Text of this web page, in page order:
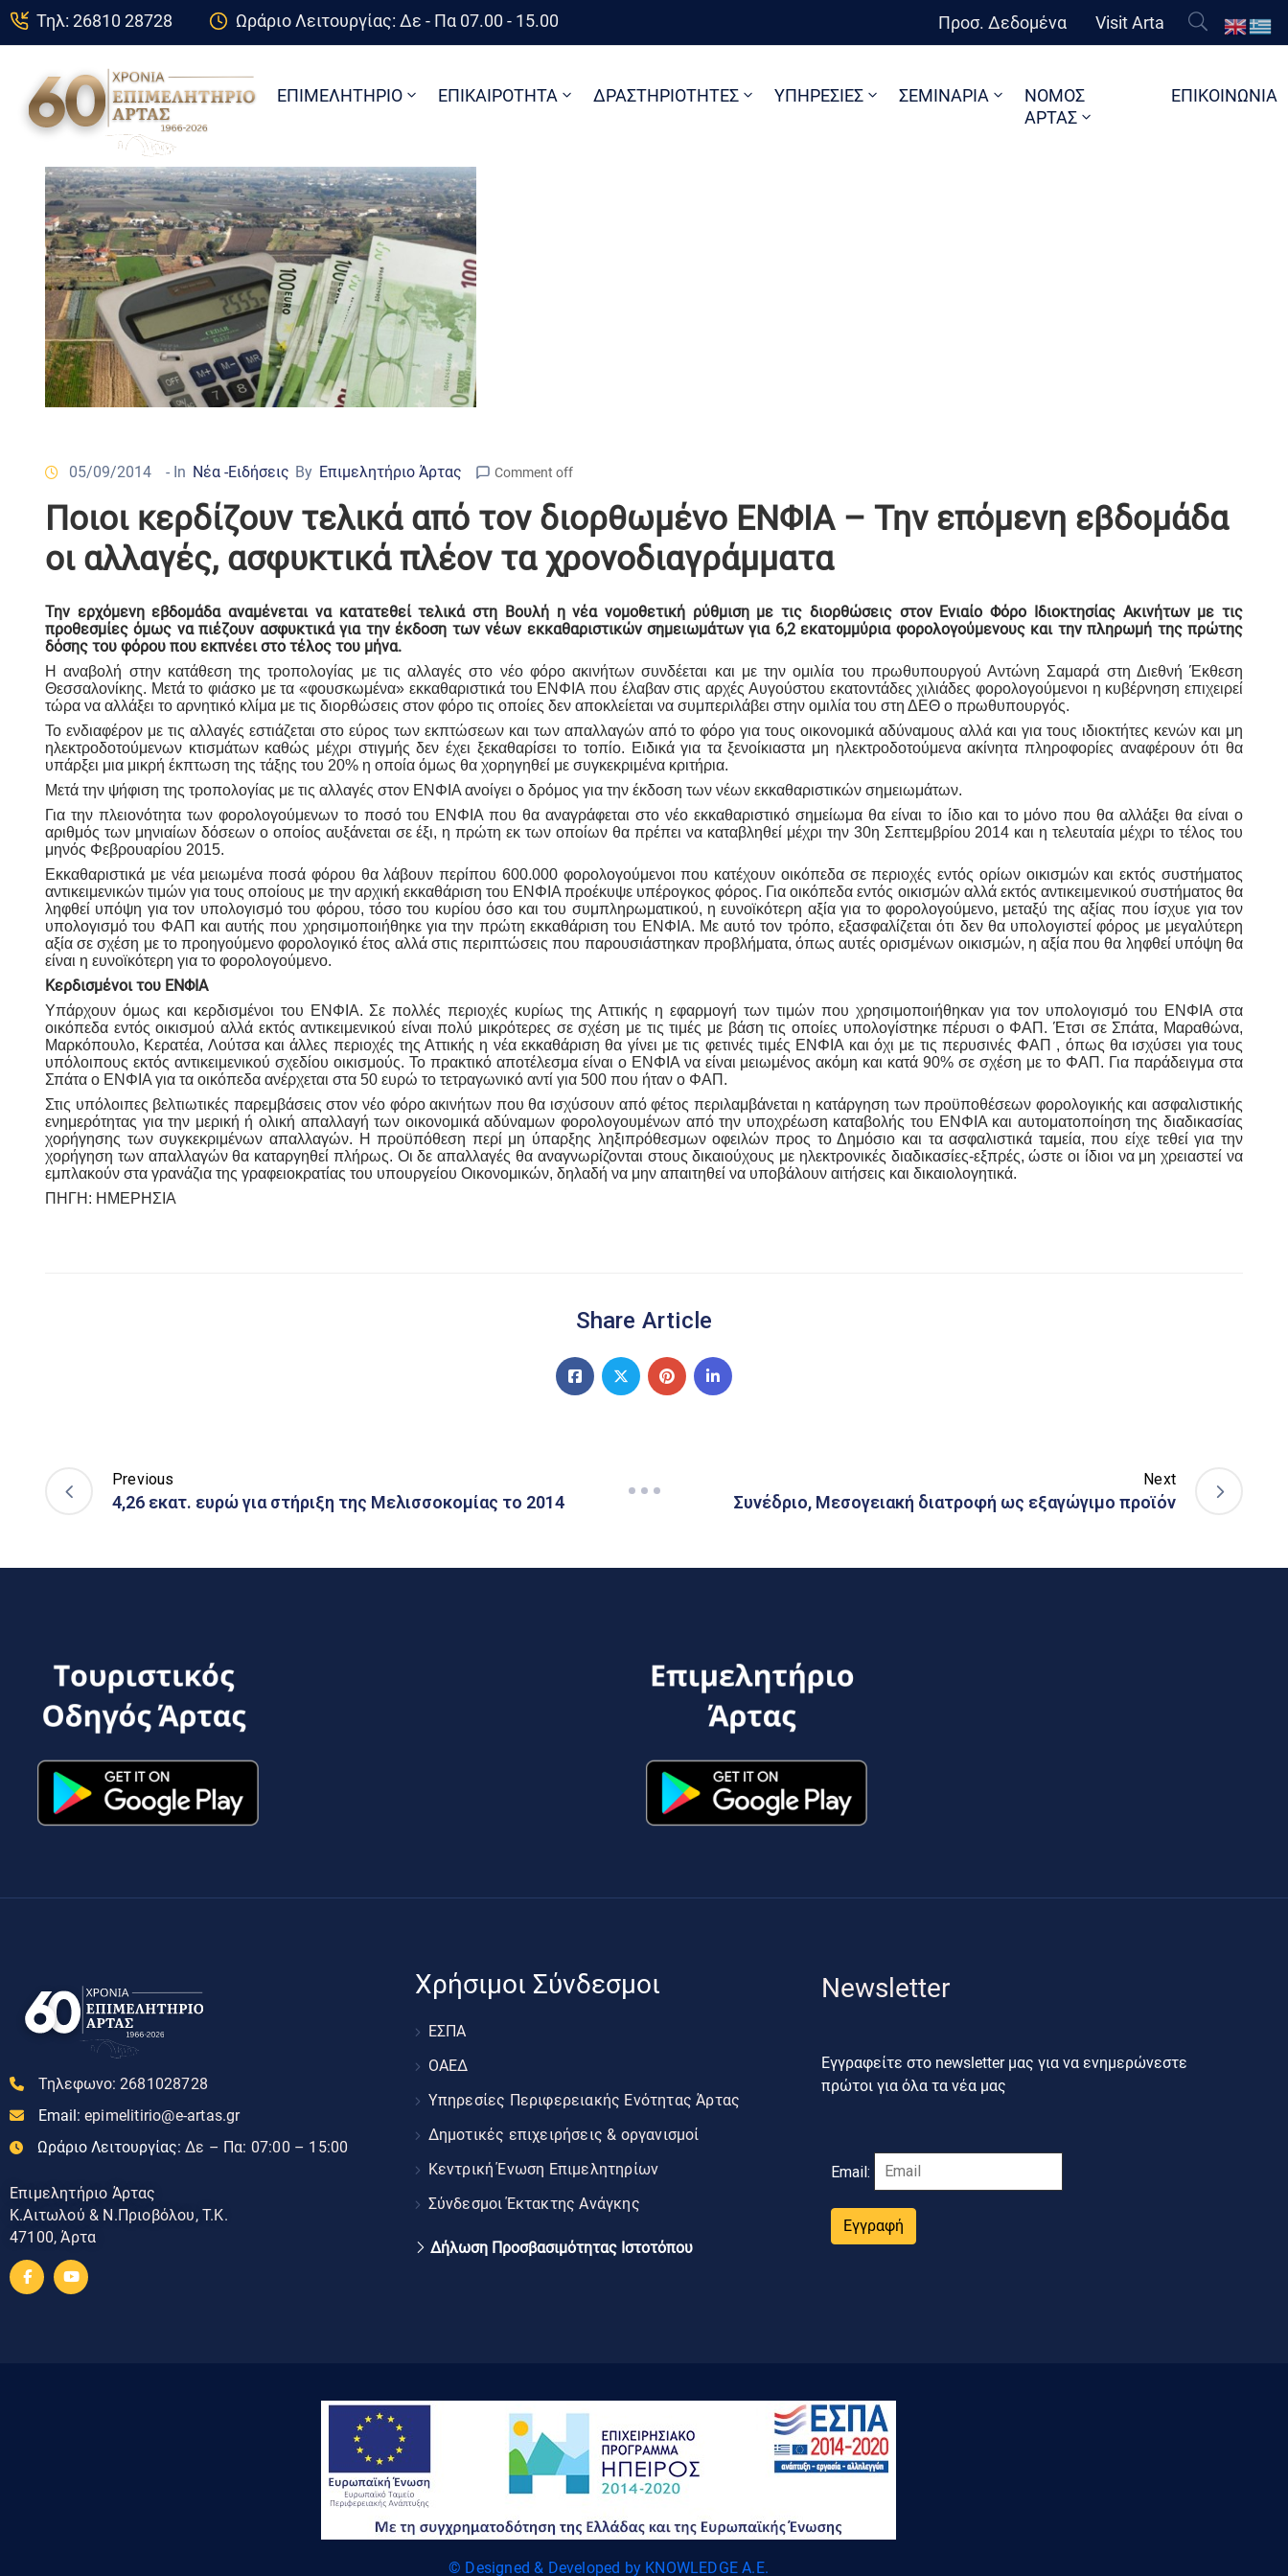
Τηλ: 26810 28728 Ωράριο Λειτουργίας: Δε - Πα 07.00 - 15.00 Προσ. Δεδομένα Visit Arta
ΕΠΙΜΕΛΗΤΗΡΙΟ ΕΠΙΚΑΙΡΟΤΗΤΑ ΔΡΑΣΤΗΡΙΟΤΗΤΕΣ ΥΠΗΡΕΣΙΕΣ ΣΕΜΙΝΑΡΙΑ
ΝΟΜΟΣ
ΑΡΤΑΣ
ΕΠΙΚΟΙΝΩΝΙΑ
05/09/2014 - In Νέα -Ειδήσεις By Επιμελητήριο Άρτας Comment off
Ποιοι κερδίζουν τελικά από τον διορθωμένο ΕΝΦΙΑ – Την επόμενη εβδομάδα
οι αλλαγές, ασφυκτικά πλέον τα χρονοδιαγράμματα
Την ερχόμενη εβδομάδα αναμένεται να κατατεθεί τελικά στη Βουλή η νέα νομοθετική ρύθμιση με τις διορθώσεις στον Ενιαίο Φόρο Ιδιοκτησίας Ακινήτων με τις
προθεσμίες όμως να πιέζουν ασφυκτικά για την έκδοση των νέων εκκαθαριστικών σημειωμάτων για 6,2 εκατομμύρια φορολογούμενους και την πληρωμή της πρώτης
δόσης του φόρου που εκπνέει στο τέλος του μήνα.
Η αναβολή στην κατάθεση της τροπολογίας με τις αλλαγές στο νέο φόρο ακινήτων συνδέεται και με την ομιλία του πρωθυπουργού Αντώνη Σαμαρά στη Διεθνή Έκθεση
Θεσσαλονίκης. Μετά το φιάσκο με τα «φουσκωμένα» εκκαθαριστικά του ΕΝΦΙΑ που έλαβαν στις αρχές Αυγούστου εκατοντάδες χιλιάδες φορολογούμενοι η κυβέρνηση επιχειρεί
τώρα να αλλάξει το αρνητικό κλίμα με τις διορθώσεις στον φόρο τις οποίες δεν αποκλείεται να συμπεριλάβει στην ομιλία του στη ΔΕΘ ο πρωθυπουργός.
Το ενδιαφέρον με τις αλλαγές εστιάζεται στο εύρος των εκπτώσεων και των απαλλαγών από το φόρο για τους οικονομικά αδύναμους αλλά και για τους ιδιοκτήτες κενών και μη
ηλεκτροδοτούμενων κτισμάτων καθώς μέχρι στιγμής δεν έχει ξεκαθαρίσει το τοπίο. Ειδικά για τα ξενοίκιαστα μη ηλεκτροδοτούμενα ακίνητα πληροφορίες αναφέρουν ότι θα
υπάρξει μια μικρή έκπτωση της τάξης του 20% η οποία όμως θα χορηγηθεί με συγκεκριμένα κριτήρια.
Μετά την ψήφιση της τροπολογίας με τις αλλαγές στον ΕΝΦΙΑ ανοίγει ο δρόμος για την έκδοση των νέων εκκαθαριστικών σημειωμάτων.
Για την πλειονότητα των φορολογούμενων το ποσό του ΕΝΦΙΑ που θα αναγράφεται στο νέο εκκαθαριστικό σημείωμα θα είναι το ίδιο και το μόνο που θα αλλάξει θα είναι ο
αριθμός των μηνιαίων δόσεων ο οποίος αυξάνεται σε έξι, η πρώτη εκ των οποίων θα πρέπει να καταβληθεί μέχρι την 30η Σεπτεμβρίου 2014 και η τελευταία μέχρι το τέλος του
μηνός Φεβρουαρίου 2015.
Εκκαθαριστικά με νέα μειωμένα ποσά φόρου θα λάβουν περίπου 600.000 φορολογούμενοι που κατέχουν οικόπεδα σε περιοχές εντός ορίων οικισμών και εκτός συστήματος
αντικειμενικών τιμών για τους οποίους με την αρχική εκκαθάριση του ΕΝΦΙΑ προέκυψε υπέρογκος φόρος. Για οικόπεδα εντός οικισμών αλλά εκτός αντικειμενικού συστήματος θα
ληφθεί υπόψη για τον υπολογισμό του φόρου, τόσο του κυρίου όσο και του συμπληρωματικού, η ευνοϊκότερη αξία για το φορολογούμενο, μεταξύ της αξίας που ίσχυε για τον
υπολογισμό του ΦΑΠ και αυτής που χρησιμοποιήθηκε για την πρώτη εκκαθάριση του ΕΝΦΙΑ. Με αυτό τον τρόπο, εξασφαλίζεται ότι δεν θα υπολογιστεί φόρος με μεγαλύτερη
αξία σε σχέση με το προηγούμενο φορολογικό έτος αλλά στις περιπτώσεις που παρουσιάστηκαν προβλήματα, όπως αυτές ορισμένων οικισμών, η αξία που θα ληφθεί υπόψη θα
είναι η ευνοϊκότερη για το φορολογούμενο.
Κερδισμένοι του ΕΝΦΙΑ
Υπάρχουν όμως και κερδισμένοι του ΕΝΦΙΑ. Σε πολλές περιοχές κυρίως της Αττικής η εφαρμογή των τιμών που χρησιμοποιήθηκαν για τον υπολογισμό του ΕΝΦΙΑ στα
οικόπεδα εντός οικισμού αλλά εκτός αντικειμενικού είναι πολύ μικρότερες σε σχέση με τις τιμές με βάση τις οποίες υπολογίστηκε πέρυσι ο ΦΑΠ. Έτσι σε Σπάτα, Μαραθώνα,
Μαρκόπουλο, Κερατέα, Λούτσα και άλλες περιοχές της Αττικής η νέα εκκαθάριση θα γίνει με τις φετινές τιμές ΕΝΦΙΑ και όχι με τις περυσινές ΦΑΠ , όπως θα ισχύσει για τους
υπόλοιπους εκτός αντικειμενικού σχεδίου οικισμούς. Το πρακτικό αποτέλεσμα είναι ο ΕΝΦΙΑ να είναι μειωμένος ακόμη και κατά 90% σε σχέση με το ΦΑΠ. Για παράδειγμα στα
Σπάτα ο ΕΝΦΙΑ για τα οικόπεδα ανέρχεται στα 50 ευρώ το τετραγωνικό αντί για 500 που ήταν ο ΦΑΠ.
Στις υπόλοιπες βελτιωτικές παρεμβάσεις στον νέο φόρο ακινήτων που θα ισχύσουν από φέτος περιλαμβάνεται η κατάργηση των προϋποθέσεων φορολογικής και ασφαλιστικής
ενημερότητας για την μερική ή ολική απαλλαγή των οικονομικά αδύναμων φορολογουμένων από την υποχρέωση καταβολής του ΕΝΦΙΑ και αυτοματοποίηση της διαδικασίας
χορήγησης των συγκεκριμένων απαλλαγών. Η προϋπόθεση περί μη ύπαρξης ληξιπρόθεσμων οφειλών προς το Δημόσιο και τα ασφαλιστικά ταμεία, που είχε τεθεί για την
χορήγηση των απαλλαγών θα καταργηθεί πλήρως. Οι δε απαλλαγές θα αναγνωρίζονται στους δικαιούχους με ηλεκτρονικές διαδικασίες-εξπρές, ώστε οι ίδιοι να μη χρειαστεί να
εμπλακούν στα γρανάζια της γραφειοκρατίας του υπουργείου Οικονομικών, δηλαδή να μην απαιτηθεί να υποβάλουν αιτήσεις και δικαιολογητικά.
ΠΗΓΗ: ΗΜΕΡΗΣΙΑ
Share Article
Previous
4,26 εκατ. ευρώ για στήριξη της Μελισσοκομίας το 2014
Next
Συνέδριο, Μεσογειακή διατροφή ως εξαγώγιμο προϊόν
Τηλεφωνο: 2681028728
Email: epimelitirio@e-artas.gr
Ωράριο Λειτουργίας: Δε – Πα: 07:00 – 15:00
Επιμελητήριο Άρτας
Κ.Αιτωλού & Ν.Πριοβόλου, Τ.Κ.
47100, Άρτα
Χρήσιμοι Σύνδεσμοι
ΕΣΠΑ
ΟΑΕΔ
Υπηρεσίες Περιφερειακής Ενότητας Άρτας
Δημοτικές επιχειρήσεις & οργανισμοί
Κεντρική Ένωση Επιμελητηρίων
Σύνδεσμοι Έκτακτης Ανάγκης
Δήλωση Προσβασιμότητας Ιστοτόπου
Newsletter
Εγγραφείτε στο newsletter μας για να ενημερώνεστε
πρώτοι για όλα τα νέα μας
Email:
Εγγραφή
© Designed & Developed by KNOWLEDGE A.E.